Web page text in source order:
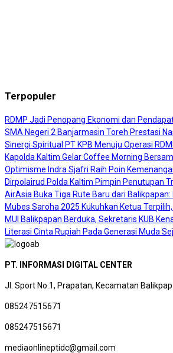
Terpopuler
RDMP Jadi Penopang Ekonomi dan
SMA Negeri 2 Banjarmasin Toreh Prestasi
Sinergi Spiritual PT KPB Menuju Operasi
Kapolda Kaltim Gelar Coffee Morning
Optimisme Indra Sjafri Raih Poin
Dirpolairud Polda Kaltim Pimpin Penutupan
AirAsia Buka Tiga Rute Baru dari
Mubes Saroha 2025 Kukuhkan Ketua
MUI Balikpapan Berduka, Sekretaris KUB
Literasi Cinta Rupiah Pada Generasi Muda
PT. INFORMASI DIGITAL CENTER
Jl. Sport No.1, Prapatan, Kecamatan
085247515671
085247515671
mediaonlineptidc@gmail.com